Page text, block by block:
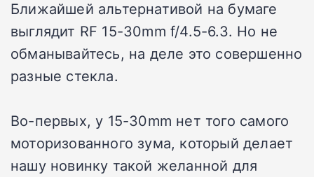
Ближайшей альтернативой на бумаге
выглядит RF 15-30mm f/4.5-6.3. Но не
обманывайтесь, на деле это совершенно
разные стекла.
Во-первых, у 15-30mm нет того самого
моторизованного зума, который делает
нашу новинку такой желанной для